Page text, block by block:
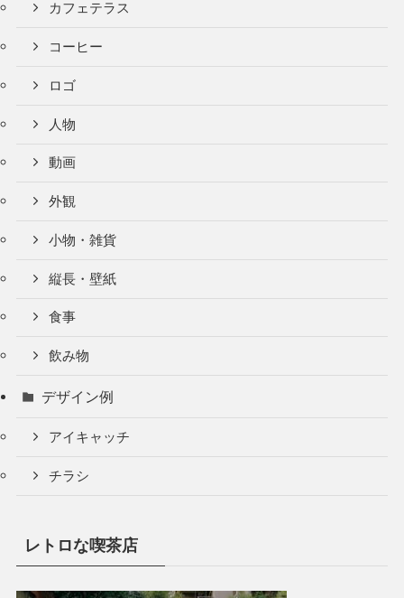
カフェテラス
コーヒー
ロゴ
人物
動画
外観
小物・雑貨
縦長・壁紙
食事
飲み物
デザイン例
アイキャッチ
チラシ
レトロな喫茶店